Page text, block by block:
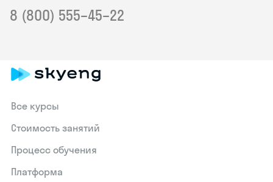
8 (800) 555–45–22
Все курсы
Стоимость занятий
Процесс обучения
Платформа